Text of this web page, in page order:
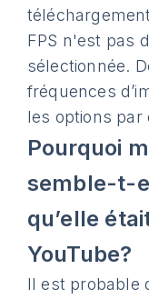
FPS n'est pas
sélectionnée.
fréquences
les options par
Pourquoi
semble-t-
qu’elle
YouTube?
Il est probable